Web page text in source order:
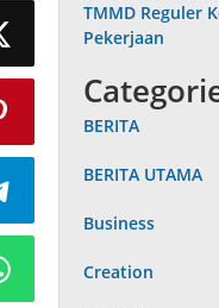
TMMD Reguler
Pekerjaan
BERITA
BERITA UTAMA
Business
Creation